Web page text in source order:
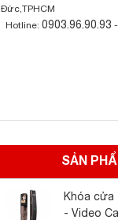
Đức,TPHCM
Hotline: 0903.96.90.93
SẢN
Khóa cửa
- Video